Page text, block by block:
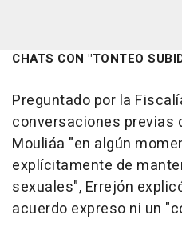
CHATS CON "TONTEO
Preguntado por la
conversaciones previas
Mouliáa "en algún
explícitamente de
sexuales", Errejón
acuerdo expreso ni un